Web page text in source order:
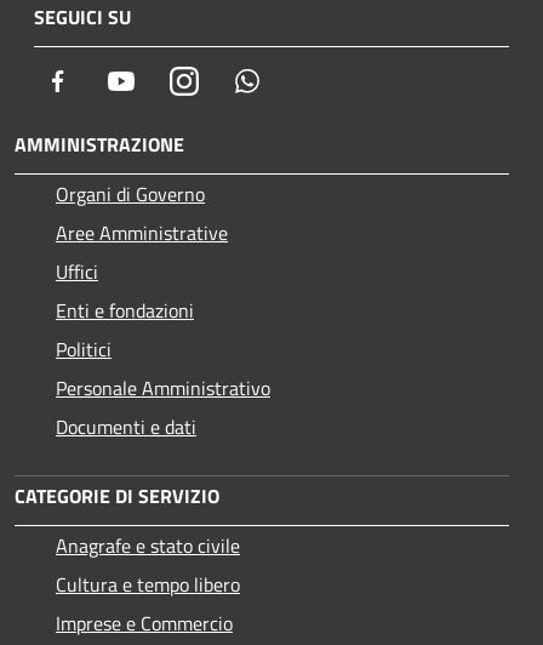
SEGUICI SU
Facebook YoutubeInstagram
AMMINISTRAZIONE
Organi di Governo
Aree Amministrative
Uffici
Enti e fondazioni
Politici
Personale Amministrativo
Documenti e dati
CATEGORIE DI SERVIZIO
Anagrafe e stato civile
Cultura e tempo libero
Imprese e Commercio